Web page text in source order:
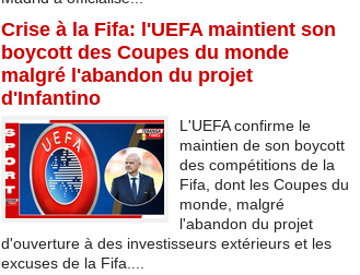
Crise à la Fifa: l'UEFA maintient son
boycott des Coupes du monde
malgré l'abandon du projet
d'Infantino
L'UEFA confirme le
maintien de son boycott
des compétitions de la
Fifa, dont les Coupes du
monde, malgré
l'abandon du projet
d'ouverture à des investisseurs extérieurs et les
excuses de la Fifa....